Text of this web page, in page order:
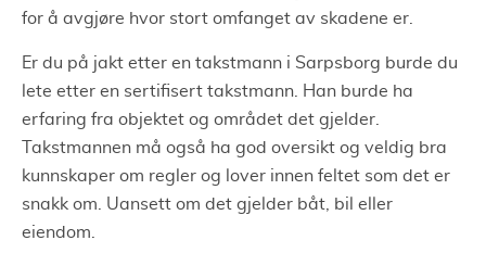
for å avgjøre hvor stort omfanget av skadene er.
Er du på jakt etter en takstmann i Sarpsborg burde du
lete etter en sertifisert takstmann. Han burde ha
erfaring fra objektet og området det gjelder.
Takstmannen må også ha god oversikt og veldig bra
kunnskaper om regler og lover innen feltet som det er
snakk om. Uansett om det gjelder båt, bil eller
eiendom.